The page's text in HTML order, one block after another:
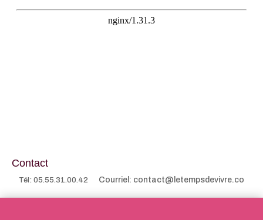
Contact
Tél: 05.55.31.00.42 Courriel: contact@letempsdevivre.co